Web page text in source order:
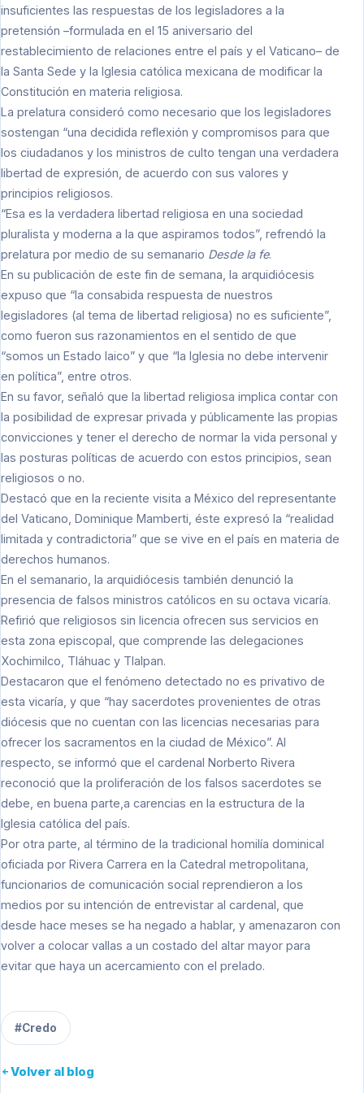
insuficientes las respuestas de los legisladores a la
pretensión –formulada en el 15 aniversario del
restablecimiento de relaciones entre el país y el Vaticano– de
la Santa Sede y la Iglesia católica mexicana de modificar la
Constitución en materia religiosa.
La prelatura consideró como necesario que los legisladores
sostengan “una decidida reflexión y compromisos para que
los ciudadanos y los ministros de culto tengan una verdadera
libertad de expresión, de acuerdo con sus valores y
principios religiosos.
“Esa es la verdadera libertad religiosa en una sociedad
pluralista y moderna a la que aspiramos todos”, refrendó la
prelatura por medio de su semanario Desde la fe.
En su publicación de este fin de semana, la arquidiócesis
expuso que “la consabida respuesta de nuestros
legisladores (al tema de libertad religiosa) no es suficiente”,
como fueron sus razonamientos en el sentido de que
“somos un Estado laico” y que “la Iglesia no debe intervenir
en política”, entre otros.
En su favor, señaló que la libertad religiosa implica contar con
la posibilidad de expresar privada y públicamente las propias
convicciones y tener el derecho de normar la vida personal y
las posturas políticas de acuerdo con estos principios, sean
religiosos o no.
Destacó que en la reciente visita a México del representante
del Vaticano, Dominique Mamberti, éste expresó la “realidad
limitada y contradictoria” que se vive en el país en materia de
derechos humanos.
En el semanario, la arquidiócesis también denunció la
presencia de falsos ministros católicos en su octava vicaría.
Refirió que religiosos sin licencia ofrecen sus servicios en
esta zona episcopal, que comprende las delegaciones
Xochimilco, Tláhuac y Tlalpan.
Destacaron que el fenómeno detectado no es privativo de
esta vicaría, y que “hay sacerdotes provenientes de otras
diócesis que no cuentan con las licencias necesarias para
ofrecer los sacramentos en la ciudad de México”. Al
respecto, se informó que el cardenal Norberto Rivera
reconoció que la proliferación de los falsos sacerdotes se
debe, en buena parte,a carencias en la estructura de la
Iglesia católica del país.
Por otra parte, al término de la tradicional homilía dominical
oficiada por Rivera Carrera en la Catedral metropolitana,
funcionarios de comunicación social reprendieron a los
medios por su intención de entrevistar al cardenal, que
desde hace meses se ha negado a hablar, y amenazaron con
volver a colocar vallas a un costado del altar mayor para
evitar que haya un acercamiento con el prelado.
#Credo
Volver al blog